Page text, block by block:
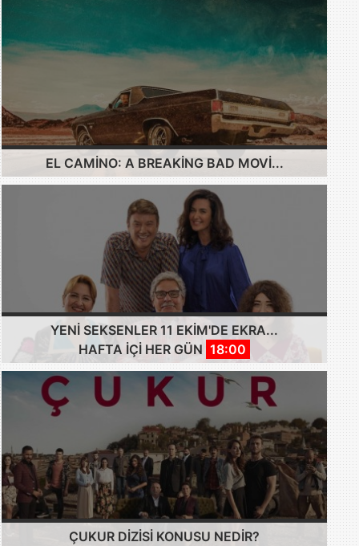
EL CAMINO: A BREAKING BAD MOVI...
YENI SEKSENLER 11 EKIM'DE EKRA...
HAFTA IÇI HER GÜN 18:00
ÇUKUR DIZISI KONUSU NEDIR?